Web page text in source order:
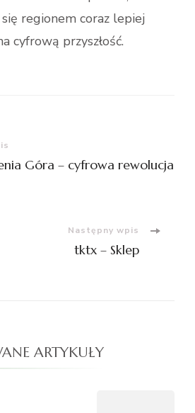
regionem coraz lepiej
cyfrową przyszłość.
Góra – cyfrowa rewolucja
Następny wpis
tktx – Sklep
ARTYKUŁY